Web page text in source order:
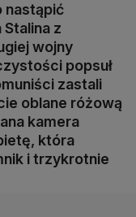
nastąpić
z
wojny
popsuł
zastali
oblane różową
kamera
która
i trzykrotnie